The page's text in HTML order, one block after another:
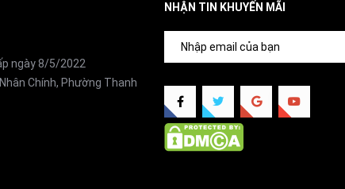
ngày 8/5/2022
Chính, Phường Thanh
NHẬN TIN KHUYẾN MÃI